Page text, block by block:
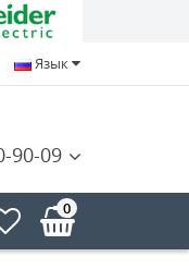
Язык
90-09
0